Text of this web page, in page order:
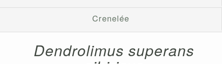
Crenelée
Dendrolimus superans